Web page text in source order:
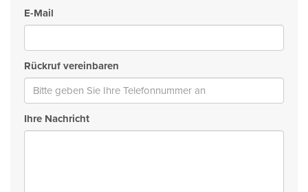
E-Mail
Rückruf vereinbaren
Ihre Nachricht